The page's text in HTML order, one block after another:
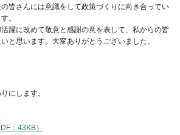
皆さんには意識をして政策づくりに向き合ってい
。
躍に改めて敬意と感謝の意を表して、私からの皆
と思います。大変ありがとうございました。
にします。
：43KB）